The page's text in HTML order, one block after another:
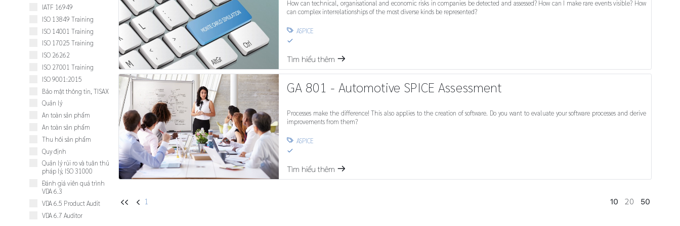
IATF 16949
ISO 13849 Training
ISO 14001 Training
ISO 17025 Training
ISO 26262
ISO 27001 Training
ISO 9001:2015
Bảo mật thông tin, TISAX
Quản lý
An toàn sản phẩm
An toàn sản phẩm
Thu hồi sản phẩm
Quy định
Quản lý rủi ro và tuân thủ
pháp lý, ISO 31000
Đánh giá viên quá trình
VDA 6.3
VDA 6.5 Product Audit
VDA 6.7 Auditor
How can technical, organisational and economic risks in companies be detected and assessed? How can I make rare events visible? How
can complex interrelationships of the most diverse kinds be represented?
 ASPICE
S
Tìm hiểu thêm m
GA 801 - Automotive SPICE Assessment
Processes make the difference! This also applies to the creation of software. Do you want to evaluate your software processes and derive
improvements from them?
 ASPICE
S
Tìm hiểu thêm m
UU U 1 10 20 50